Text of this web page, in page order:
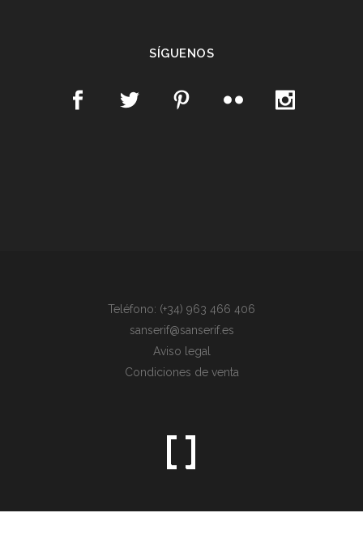
SÍGUENOS
Teléfono: (+34) 963 466 406
sanserif@sanserif.es
Aviso legal
Condiciones de venta